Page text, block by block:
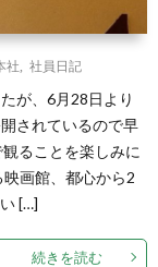
社 社員日記
が、6月28日より
されているので早
ることを楽しみに
画館、都心から2
[…]
続きを読む